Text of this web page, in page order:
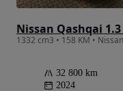
32 800 km
2024